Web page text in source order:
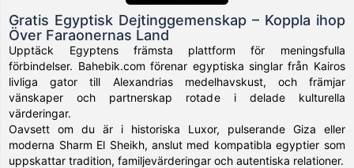
Gratis Egyptisk Dejtinggemenskap – Koppla ihop
Över Faraonernas Land
Upptäck Egyptens främsta plattform för meningsfulla
förbindelser. Bahebik.com förenar egyptiska singlar från Kairos
livliga gator till Alexandrias medelhavskust, och främjar
vänskaper och partnerskap rotade i delade kulturella
värderingar.
Oavsett om du är i historiska Luxor, pulserande Giza eller
moderna Sharm El Sheikh, anslut med kompatibla egyptier som
uppskattar tradition, familjevärderingar och autentiska relationer.